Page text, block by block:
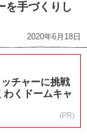
を手づくりし
2020年6月18日
ッチャーに挑戦
わくドームキャ
(PR)